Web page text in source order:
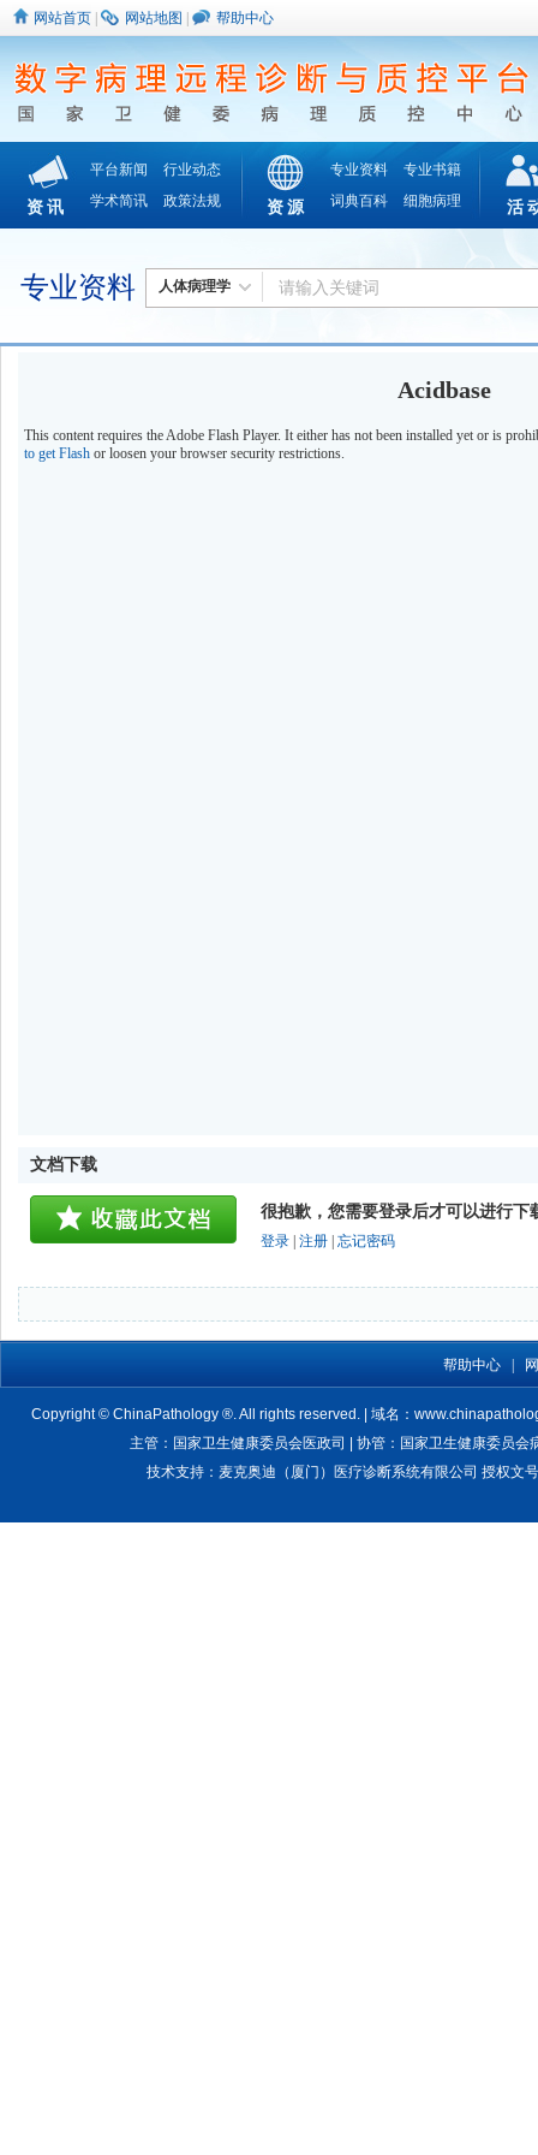
网站首页 网站地图 帮助中心
资讯
平台新闻
行业动态
学术简讯
政策法规 资源
专业资料
专业书籍
词典百科
细胞病理 活
专业资料 人体病理学
Acidbase
This content requires the Adobe Flash Player. It either has not been installed yet or is
to get Flash or loosen your browser security restrictions.
文档下载
很抱歉，您需要登录后才可以进行下
登录 注册 忘记密码
帮助中心
Copyright © ChinaPathology ®. All rights reserved. | 域名：
主管：国家卫生健康委员会医政司 | 协管：国家卫生健康委员
技术支持：麦克奥迪（厦门）医疗诊断系统有限公司 授